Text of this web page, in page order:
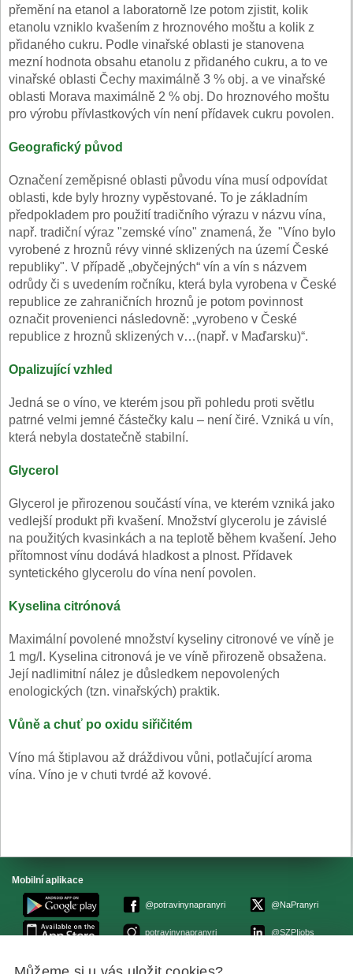
přemění na etanol a laboratorně lze potom zjistit, kolik
etanolu vzniklo kvašením z hroznového moštu a kolik z
přidaného cukru. Podle vinařské oblasti je stanovena
mezní hodnota obsahu etanolu z přidaného cukru, a to ve
vinařské oblasti Čechy maximálně 3 % obj. a ve vinařské
oblasti Morava maximálně 2 % obj. Do hroznového moštu
pro výrobu přívlastkových vín není přídavek cukru povolen.
Geografický původ
Označení zeměpisné oblasti původu vína musí odpovídat
oblasti, kde byly hrozny vypěstované. To je základním
předpokladem pro použití tradičního výrazu v názvu vína,
např. tradiční výraz "zemské víno" znamená, že "Víno bylo
vyrobené z hroznů révy vinné sklizených na území České
republiky". V případě „obyčejných“ vín a vín s názvem
odrůdy či s uvedením ročníku, která byla vyrobena v České
republice ze zahraničních hroznů je potom povinnost
označit provenienci následovně: „vyrobeno v České
republice z hroznů sklizených v…(např. v Maďarsku)“.
Opalizující vzhled
Jedná se o víno, ve kterém jsou při pohledu proti světlu
patrné velmi jemné částečky kalu – není čiré. Vzniká u vín,
která nebyla dostatečně stabilní.
Glycerol
Glycerol je přirozenou součástí vína, ve kterém vzniká jako
vedlejší produkt při kvašení. Množství glycerolu je závislé
na použitých kvasinkách a na teplotě během kvašení. Jeho
přítomnost vínu dodává hladkost a plnost. Přídavek
syntetického glycerolu do vína není povolen.
Kyselina citrónová
Maximální povolené množství kyseliny citronové ve víně je
1 mg/l. Kyselina citronová je ve víně přirozeně obsažena.
Její nadlimitní nález je důsledkem nepovolených
enologických (tzn. vinařských) praktik.
Vůně a chuť po oxidu siřičitém
Víno má štiplavou až dráždivou vůni, potlačující aroma
vína. Víno je v chuti tvrdé až kovové.
Mobilní aplikace
@potravinynapranyri
potravinynapranyri
@NaPranyri
@SZPIjobs